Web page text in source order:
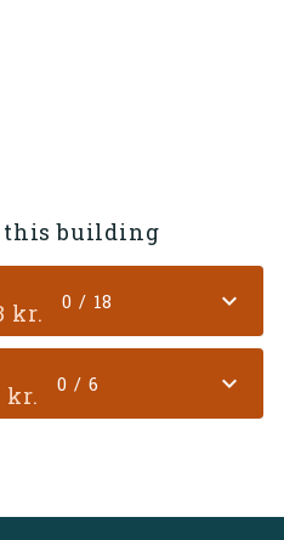
this building
kr. 0 / 18 expand_more
kr. 0 / 6 expand_more